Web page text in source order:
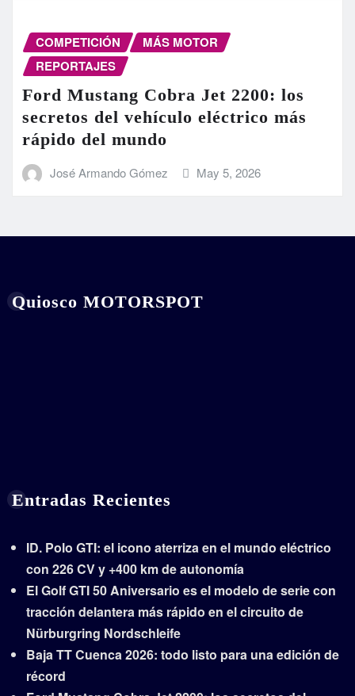
COMPETICIÓN
MÁS MOTOR
REPORTAJES
Ford Mustang Cobra Jet 2200: los
secretos del vehículo eléctrico más
rápido del mundo
José Armando Gómez May 5, 2026
Quiosco MOTORSPOT
Entradas Recientes
ID. Polo GTI: el icono aterriza en el mundo eléctrico
con 226 CV y +400 km de autonomía
El Golf GTI 50 Aniversario es el modelo de serie con
tracción delantera más rápido en el circuito de
Nürburgring Nordschleife
Baja TT Cuenca 2026: todo listo para una edición de
récord